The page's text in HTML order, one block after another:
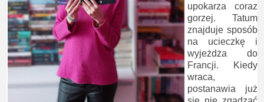
upokarza coraz
gorzej. Tatum
znajduje sposób
na ucieczkę i
wyjeżdża do
Francji. Kiedy
wraca,
postanawia już